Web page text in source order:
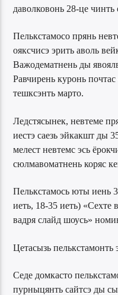
даволковонь 28-це чинть
Пелькстамосо прянь
ояксчисэ эрить аволь
Важодематнень ды
Равчирень куронь
тешксэнть марто.
Ледстясынек, невтеме
иестэ саезь эйкакшт ды
мелест невтемс эсь
сюлмавоматнень коряс
Пелькстамось юты иень
иеть, 18-35 иеть) «Сехте
вадря слайд шоусь»
Цетасызь пелькстамонть
Седе домкасто
пурныцянть сайтсэ ды